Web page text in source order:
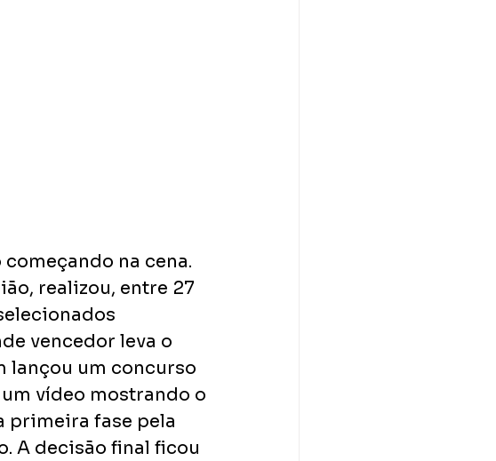
na cena.
realizou, entre 27
vencedor leva o
lançou um concurso
vídeo mostrando o
primeira fase pela
A decisão final ficou